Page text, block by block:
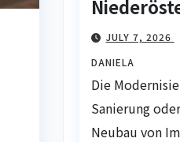
:
Wohn-
JULY 7, 2026
DANIELA
Die
Sanierung
Neubau von